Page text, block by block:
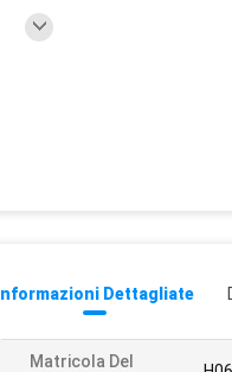
Informazioni Dettagliate
Matricola Del